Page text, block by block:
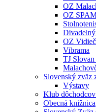
OZ
OZ
OZ
Vibrama
TJ
Slovenský zväz
Výstavy
Klub
Obecná knižnica